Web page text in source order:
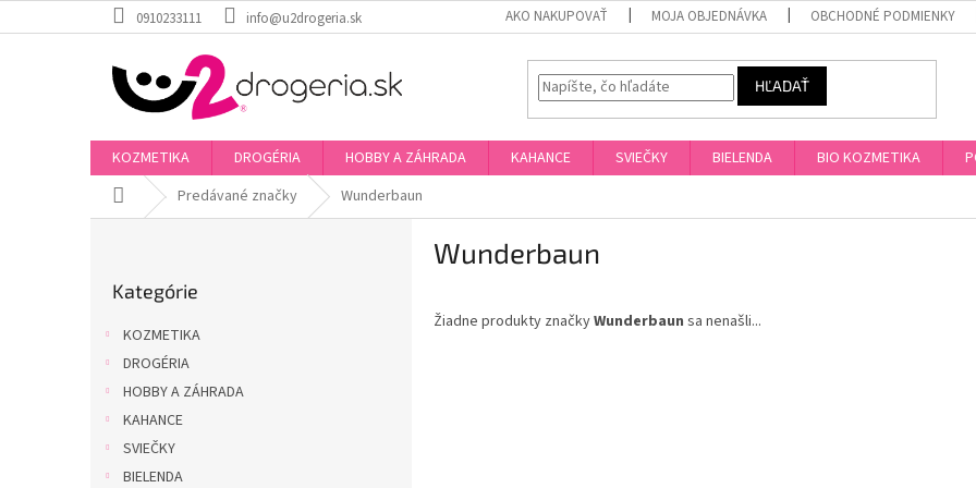
na
0910233111 info@u2drogeria.sk AKO NAKUPOVAŤ MOJA OBJEDNÁVKA OBCHODNÉ PODMIENKY
HĽADAŤ
KOZMETIKA DROGÉRIA HOBBY A ZÁHRADA KAHANCE SVIEČKY BIELENDA BIO KOZMETIKA
DomovPredávané značky Wunderbaun
kategórie
Kategórie
KOZMETIKA
DROGÉRIA
HOBBY A ZÁHRADA
KAHANCE
SVIEČKY
BIELENDA
Wunderbaun
Žiadne produkty značkyWunderbaun sa nenašli...